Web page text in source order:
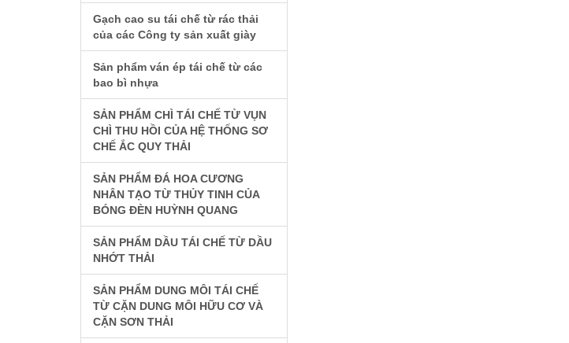
Gạch cao su tái chế từ rác thải
của các Công ty sản xuất giày
Sản phẩm ván ép tái chế từ các
bao bì nhựa
SẢN PHẨM CHÌ TÁI CHẾ TỪ VỤN
CHÌ THU HỒI CỦA HỆ THỐNG SƠ
CHẾ ẮC QUY THẢI
SẢN PHẨM ĐÁ HOA CƯƠNG
NHÂN TẠO TỪ THỦY TINH CỦA
BÓNG ĐÈN HUỲNH QUANG
SẢN PHẨM DẦU TÁI CHẾ TỪ DẦU
NHỚT THẢI
SẢN PHẨM DUNG MÔI TÁI CHẾ
TỪ CẶN DUNG MÔI HỮU CƠ VÀ
CẶN SƠN THẢI